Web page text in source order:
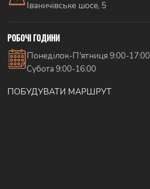
Іваничівське шосе, 5
РОБОЧІ ГОДИНИ
Понеділок-П'ятниця 9:00-17:00
Субота 9:00-16:00
ПОБУДУВАТИ МАРШРУТ